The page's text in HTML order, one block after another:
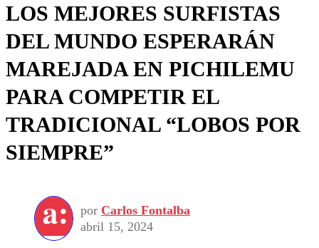
LOS MEJORES SURFISTAS
DEL MUNDO ESPERARÁN
MAREJADA EN PICHILEMU
PARA COMPETIR EL
TRADICIONAL “LOBOS POR
SIEMPRE”
por Carlos Fontalba
abril 15, 2024